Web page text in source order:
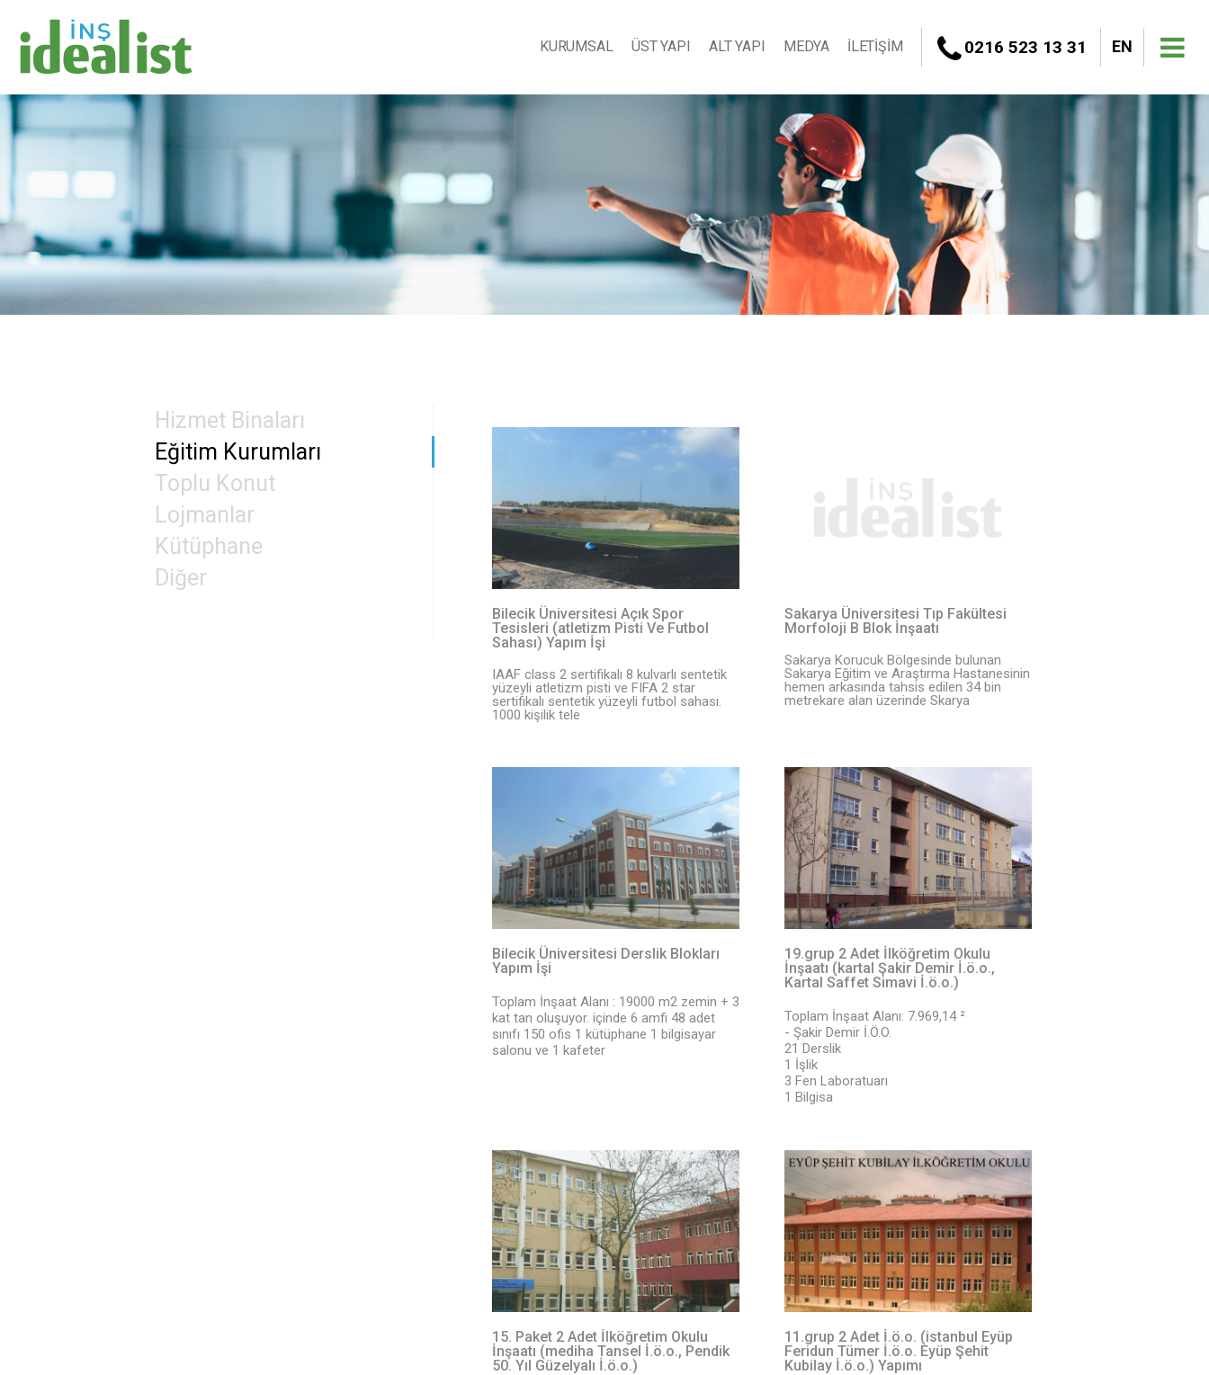
KURUMSAL ÜST YAPI ALT YAPI MEDYA İLETİŞİM 0216 523 13 31 EN
Hizmet Binaları
Eğitim Kurumları
Toplu Konut
Lojmanlar
Kütüphane
Diğer
Bilecik Üniversitesi Açık Spor
Tesisleri (atletizm Pisti Ve Futbol
Sahası) Yapım İşi
IAAF class 2 sertifikalı 8 kulvarlı sentetik
yüzeyli atletizm pisti ve FIFA 2 star
sertifikalı sentetik yüzeyli futbol sahası.
1000 kişilik tele
Sakarya Üniversitesi Tıp Fakültesi
Morfoloji B Blok İnşaatı
Sakarya Korucuk Bölgesinde bulunan
Sakarya Eğitim ve Araştırma Hastanesinin
hemen arkasında tahsis edilen 34 bin
metrekare alan üzerinde Skarya
Bilecik Üniversitesi Derslik Blokları
Yapım İşi
Toplam İnşaat Alanı : 19000 m2 zemin + 3
kat tan oluşuyor. içinde 6 amfi 48 adet
sınıfı 150 ofis 1 kütüphane 1 bilgisayar
salonu ve 1 kafeter
19.grup 2 Adet İlköğretim Okulu
İnşaatı (kartal Şakir Demir İ.ö.o.,
Kartal Saffet Simavi İ.ö.o.)
Toplam İnşaat Alanı: 7.969,14 ²
- Şakir Demir İ.Ö.O.
21 Derslik
1 İşlik
3 Fen Laboratuarı
1 Bilgisa
15. Paket 2 Adet İlköğretim Okulu
İnşaatı (mediha Tansel İ.ö.o., Pendik
50. Yıl Güzelyalı İ.ö.o.)
11.grup 2 Adet İ.ö.o. (istanbul Eyüp
Feridun Tümer İ.ö.o. Eyüp Şehit
Kubilay İ.ö.o.) Yapımı